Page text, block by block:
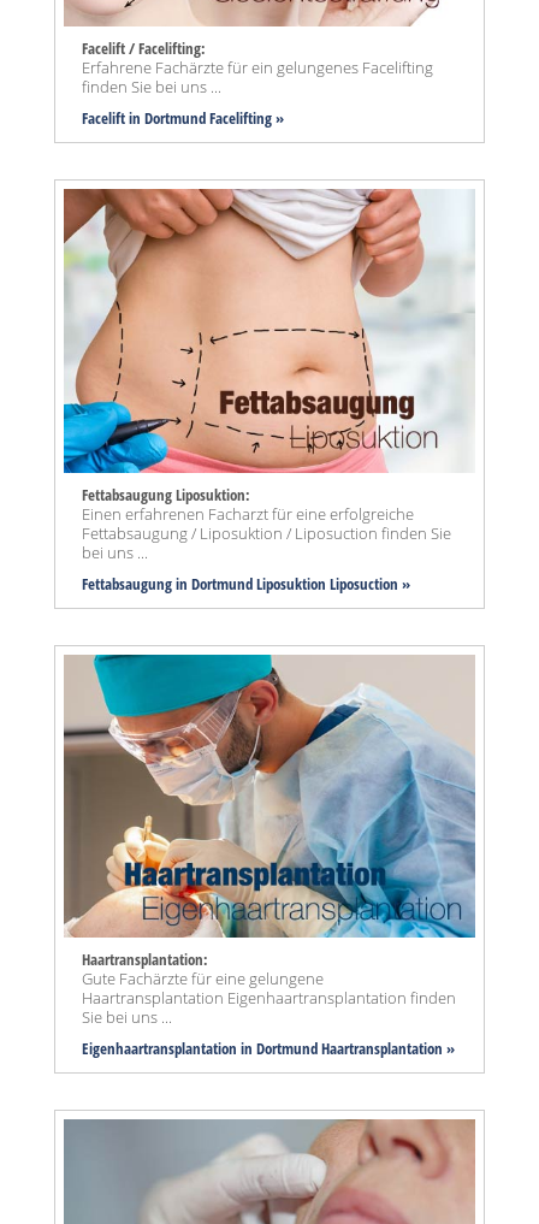
Facelift / Facelifting:
Erfahrene Fachärzte für ein gelungenes Facelifting
finden Sie bei uns ...
Facelift in Dortmund Facelifting »
Fettabsaugung Liposuktion:
Einen erfahrenen Facharzt für eine erfolgreiche
Fettabsaugung / Liposuktion / Liposuction finden Sie
bei uns ...
Fettabsaugung in Dortmund Liposuktion Liposuction »
Haartransplantation:
Gute Fachärzte für eine gelungene
Haartransplantation Eigenhaartransplantation finden
Sie bei uns ...
Eigenhaartransplantation in Dortmund Haartransplantation »